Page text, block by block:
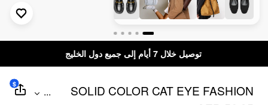
توصيل خلال 7 أيام إلى جميع دول الخليج
SOLID COLOR CAT EYE FASHION
...
$